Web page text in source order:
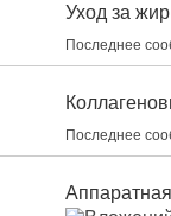
Уход за
Последнее
Последнее